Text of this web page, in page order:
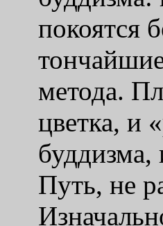
покоятся
метода.
цветка, и
буддизма,
Путь, не